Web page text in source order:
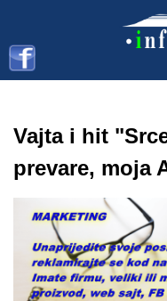
Vajta i hit
prevare, moja